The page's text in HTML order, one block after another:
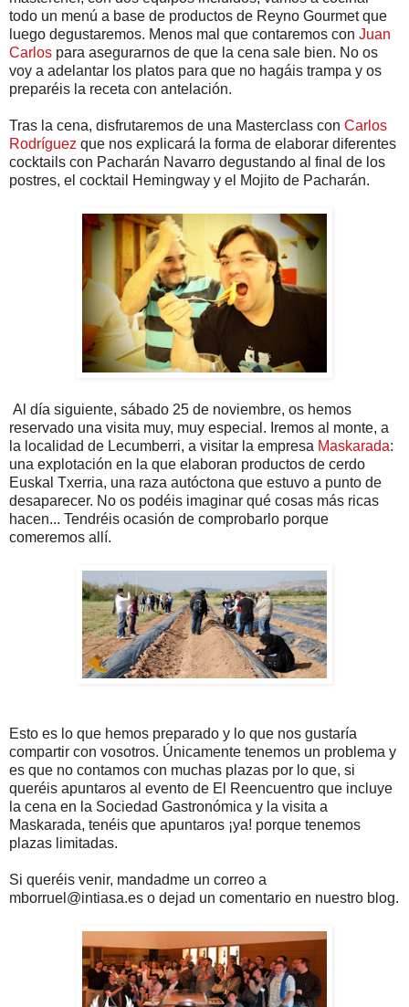
todo un menú a base de productos de Reyno Gourmet que
luego degustaremos. Menos mal que contaremos con Juan
Carlos para asegurarnos de que la cena sale bien. No os
voy a adelantar los platos para que no hagáis trampa y os
preparéis la receta con antelación.
Tras la cena, disfrutaremos de una Masterclass con Carlos
Rodríguez que nos explicará la forma de elaborar diferentes
cocktails con Pacharán Navarro degustando al final de los
postres, el cocktail Hemingway y el Mojito de Pacharán.
Al día siguiente, sábado 25 de noviembre, os hemos
reservado una visita muy, muy especial. Iremos al monte, a
la localidad de Lecumberri, a visitar la empresa Maskarada:
una explotación en la que elaboran productos de cerdo
Euskal Txerria, una raza autóctona que estuvo a punto de
desaparecer. No os podéis imaginar qué cosas más ricas
hacen... Tendréis ocasión de comprobarlo porque
comeremos allí.
Esto es lo que hemos preparado y lo que nos gustaría
compartir con vosotros. Únicamente tenemos un problema y
es que no contamos con muchas plazas por lo que, si
queréis apuntaros al evento de El Reencuentro que incluye
la cena en la Sociedad Gastronómica y la visita a
Maskarada, tenéis que apuntaros ¡ya! porque tenemos
plazas limitadas.
Si queréis venir, mandadme un correo a
mborruel@intiasa.es o dejad un comentario en nuestro blog.